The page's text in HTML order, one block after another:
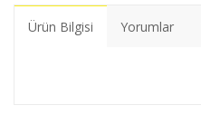
Ürün Bilgisi Yorumlar